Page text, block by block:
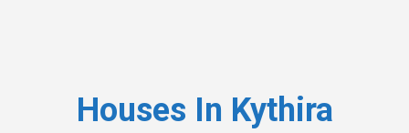
Houses In Kythira